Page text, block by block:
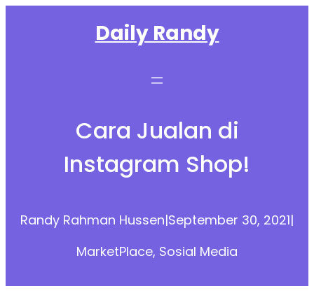
Daily Randy
Cara Jualan di
Instagram Shop!
Randy Rahman Hussen|September 30, 2021|
MarketPlace, Sosial Media